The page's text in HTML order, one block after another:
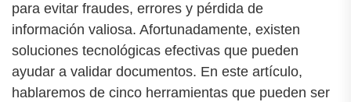
para evitar fraudes, errores y pérdida de
información valiosa. Afortunadamente, existen
soluciones tecnológicas efectivas que pueden
ayudar a validar documentos. En este artículo,
hablaremos de cinco herramientas que pueden ser